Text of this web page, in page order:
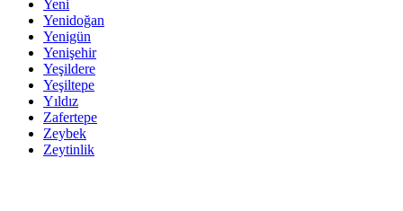
Yeni
Yenidoğan
Yenigün
Yenişehir
Yeşildere
Yeşiltepe
Yıldız
Zafertepe
Zeybek
Zeytinlik